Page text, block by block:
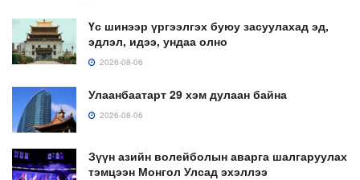
Үс шинээр үргээлгэх буюу засуулахад эд,
эдлэл, идээ, ундаа олно
2026-08-06
Улаанбаатарт 29 хэм дулаан байна
2026-08-06
Зүүн азийн волейболын аварга шалгаруулах
тэмцээн Монгол Улсад эхэллээ